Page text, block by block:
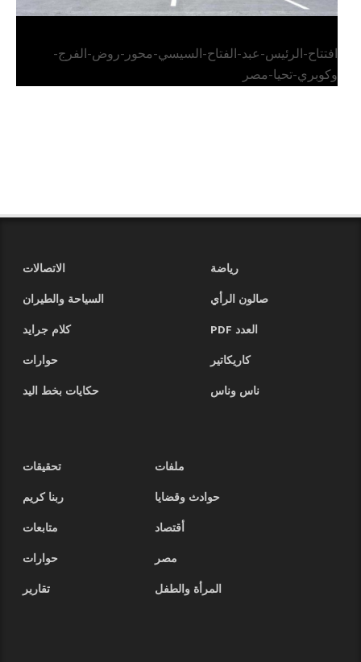
افتتاح-الرئيس-عبد-الفتاح-السيسي-محور-روض-الفرج-
وكوبري-تحيا-مصر
رياضة
الاتصالات
صالون الرأي
السياحة والطيران
العدد PDF
كلام جرايد
كاريكاتير
حوارات
ناس وناس
حكايات بخط اليد
ملفات
تحقيقات
حوادث وقضايا
ربنا كريم
أقتصاد
متابعات
مصر
حوارات
المرأة والطفل
تقارير